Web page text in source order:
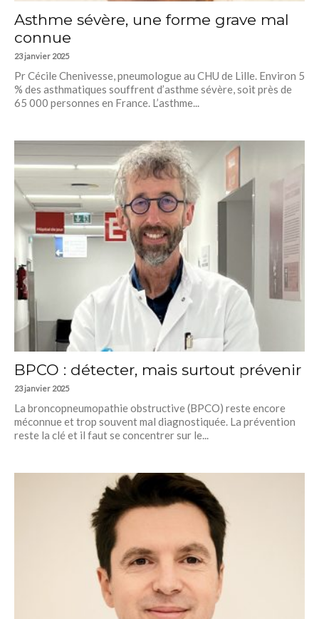
Asthme sévère, une forme grave mal
connue
23 janvier 2025
Pr Cécile Chenivesse, pneumologue au CHU de Lille. Environ 5
% des asthmatiques souffrent d’asthme sévère, soit près de
65 000 personnes en France. L’asthme...
BPCO : détecter, mais surtout prévenir
23 janvier 2025
La broncopneumopathie obstructive (BPCO) reste encore
méconnue et trop souvent mal diagnostiquée. La prévention
reste la clé et il faut se concentrer sur le...